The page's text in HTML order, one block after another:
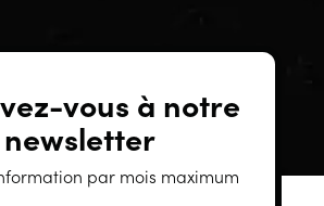
vous à notre
newsletter
par mois maximum